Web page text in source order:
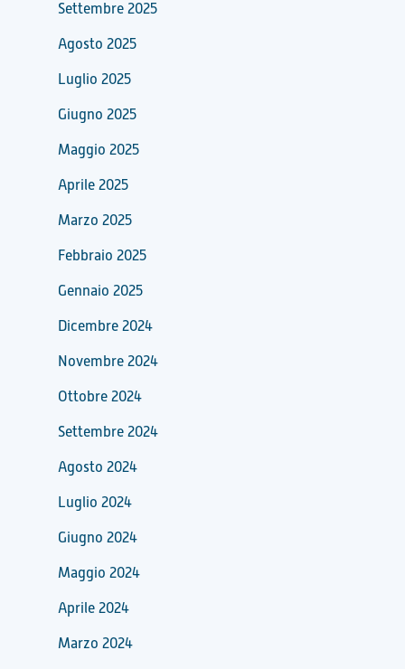
Settembre 2025
Agosto 2025
Luglio 2025
Giugno 2025
Maggio 2025
Aprile 2025
Marzo 2025
Febbraio 2025
Gennaio 2025
Dicembre 2024
Novembre 2024
Ottobre 2024
Settembre 2024
Agosto 2024
Luglio 2024
Giugno 2024
Maggio 2024
Aprile 2024
Marzo 2024